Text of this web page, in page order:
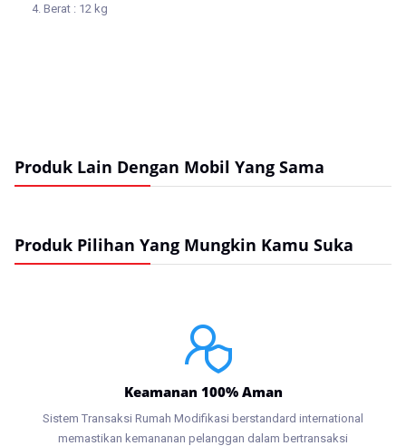
Berat : 12 kg
Produk Lain Dengan Mobil Yang Sama
Produk Pilihan Yang Mungkin Kamu Suka
Keamanan 100% Aman
Sistem Transaksi Rumah Modifikasi berstandard international
memastikan kemananan pelanggan dalam bertransaksi